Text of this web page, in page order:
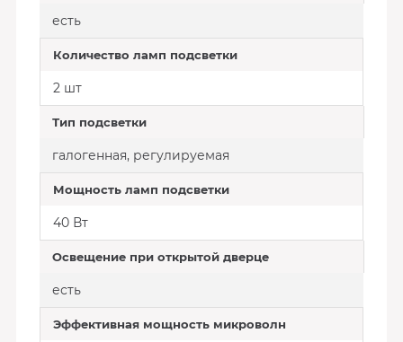
есть
Количество ламп подсветки
2 шт
Тип подсветки
галогенная, регулируемая
Мощность ламп подсветки
40 Вт
Освещение при открытой дверце
есть
Эффективная мощность микроволн